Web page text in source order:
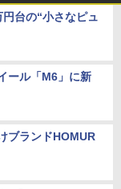
台の“小さなピュ
ール「M6」に新
ブランドHOMUR